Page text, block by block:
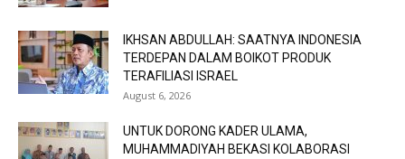
IKHSAN ABDULLAH: SAATNYA INDONESIA
TERDEPAN DALAM BOIKOT PRODUK
TERAFILIASI ISRAEL
August 6, 2026
UNTUK DORONG KADER ULAMA,
MUHAMMADIYAH BEKASI KOLABORASI